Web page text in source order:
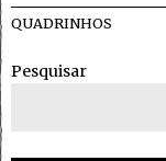
QUADRINHOS
Pesquisar